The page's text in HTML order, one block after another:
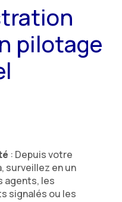
pilotage
: Depuis votre
surveillez en un
agents, les
signalés ou les